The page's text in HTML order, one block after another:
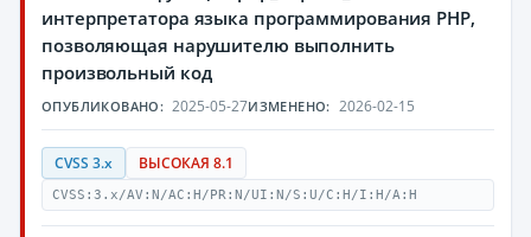
интерпретатора языка программирования PHP,
позволяющая нарушителю выполнить
произвольный код
ОПУБЛИКОВАНО: 2025-05-27ИЗМЕНЕНО: 2026-02-15
CVSS 3.x ВЫСОКАЯ 8.1
CVSS:3.x/AV:N/AC:H/PR:N/UI:N/S:U/C:H/I:H/A:H